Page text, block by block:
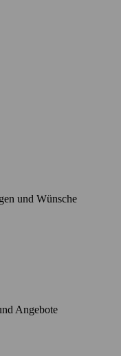
und Wünsche
Angebote